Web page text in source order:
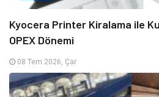
Kyocera Printer Kiralama ile
OPEX Dönemi
08 Tem 2026, Çar